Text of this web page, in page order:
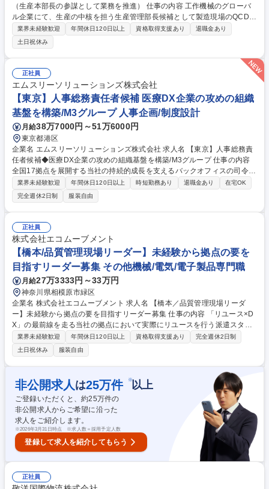
（生産本部長の参謀として業務を推進） 仕事の内容 工作機械のグローバ
ル企業にて、生産の中核を担う生産管理部長候補として製造現場のQCDS
統括、生産計画立案、効率化を指揮し、利益最大化に貢献していただきま
す。 栗東本社工場（生産管理部66名：計画・物流・設備整備）にて、経
営方針に基づく生産計画の立案、在庫管理、製造現場の効率化を指揮する
責任者をお任せします。部門間を横断的に調整し、生産力と利益の最大
化、原価削減を実現することがミッションです。将来の生産管理部長とし
てグローバルに展開する工作機械メーカーのモノづくりの中核を担い、事
業成長に直接貢献できるやりがいのあるポジションです。 募集職種 【滋
賀】生産管理部長候補（生産本部長の参謀として業務を推進）
業界未経験歓迎 年間休日120日以上 資格取得支援あり
退職金あり
土日祝休み
正社員
エムスリーソリューションズ株式会社
【東京】人事総務責任者候補 医療DX企業の攻めの組織
基盤を構築/M3グループ 人事企画/制度設計
月給38万7000円～51万6000円
東京都港区
企業名 エムスリーソリューションズ株式会社 求人名 【東京】人事総務責
任者候補◆医療DX企業の攻めの組織基盤を構築/M3グループ 仕事の内容
全国17拠点を展開する当社の持続的成長を支えるバックオフィスの司令塔
候補として、人事領域を中心に労務・総務の全領域をお任せします。まず
は実務の現場にプレイヤーとして入り込み、深く理解していただきます。
【具体的には】 ・労務：勤怠、社保、36協定等の労務リスク管理 ・人
事：評価制度運用、研修の企画運営 ・総務：多拠点特有のファシリティ管
理（社宅、車両等）、規程整備 ※将来は教育研修体系構築や人事データ分
析等未着手領域への着火、専門家チームのマネジメントを通じ全社最適を
実現します。 募集職種 【東京】人事総務責任者候補◆医療DX企業の攻め
の組織基盤を構築/M3グループ
業界未経験歓迎 年間休日120日以上 時短勤務あり 退職金あり
在宅OK
完全週休2日制
服装自由
正社員
株式会社エコムーブメント
【橋本/品質管理現場リーダー】未経験から拠点の要を
目指すリーダー募集 その他機械/電気/電子製品専門職
月給27万3333円～33万円
神奈川県相模原市緑区
企業名 株式会社エコムーブメント 求人名 【橋本／品質管理現場リーダ
ー】未経験から拠点の要を目指すリーダー募集 仕事の内容 「リユース×D
X」の最前線を走る当社の拠点において実際にリユースを行う派遣スタッ
フやジュニアスタッフをまとめる「現場の要」として、自らも実務に携わ
りつつ、チーム全体の進捗や品質管理を担う役割です！ ■チームの進捗管
理と役割共有（・目標台数達成に向けたメンバーへの作業割振り・リアル
タイムな稼働状況把握及び進捗確認）■メンバー教育サポート（・新人ス
タッフへの実務手順レクチャー・作業中の疑問への回答やその他フォロー
対応）■現場視点での改善提案（・「工程の最適化」など気づきの吸い上
げ・上長やシステム部門へ改善案の共有）■品質管理・稼働報告（・検査
精度チェックでの品質担保・稼働実績のデータ入力） 募集職種 【橋本／
品質管理現場リーダー】未経験から拠点の要を目指すリーダー募集
業界未経験歓迎 年間休日120日以上 資格取得支援あり
完全週休2日制
土日祝休み
服装自由
非公開求人 は25万件 ※以上
ご登録いただくと、約25万件の
非公開求人からご希望に沿った
求人をご紹介します。
※2026年3月31日時点 ※求人数＝採用予定人数
登録して求人を紹介してもらう
正社員